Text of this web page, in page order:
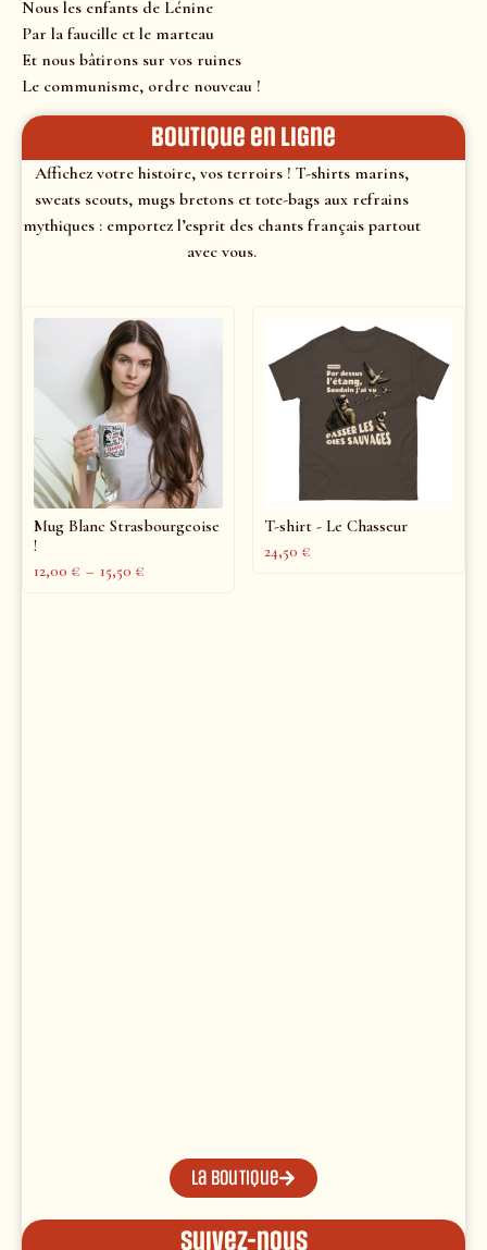
Nous les enfants de Lénine
Par la faucille et le marteau
Et nous bâtirons sur vos ruines
Le communisme, ordre nouveau !
Boutique en ligne
Affichez votre histoire, vos terroirs ! T-shirts marins,
sweats scouts, mugs bretons et tote-bags aux refrains
mythiques : emportez l’esprit des chants français partout
avec vous.
Mug Blanc Strasbourgeoise
!
12,00 € – 15,50 €
T-shirt - Le Chasseur
24,50 €
La boutique
Suivez-nous